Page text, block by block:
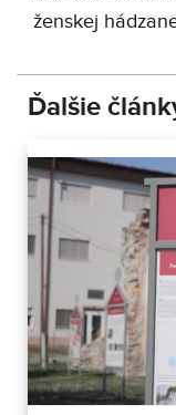
ženskej
Ďalšie